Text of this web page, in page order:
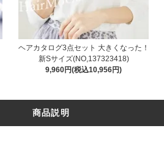
ヘアカタログ3点セット 大きくなった！
新Sサイズ(NO,137323418)
9,960円(税込10,956円)
商品説明